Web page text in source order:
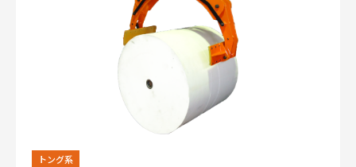
トング系